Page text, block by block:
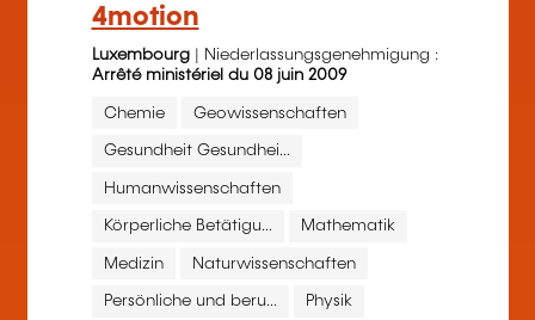
4motion
Luxembourg| Niederlassungsgenehmigung :
Arrêté ministériel du 08 juin 2009
Chemie Geowissenschaften
Gesundheit Gesundhei...
Humanwissenschaften
Körperliche Betätigu... Mathematik
Medizin Naturwissenschaften
Persönliche und beru... Physik